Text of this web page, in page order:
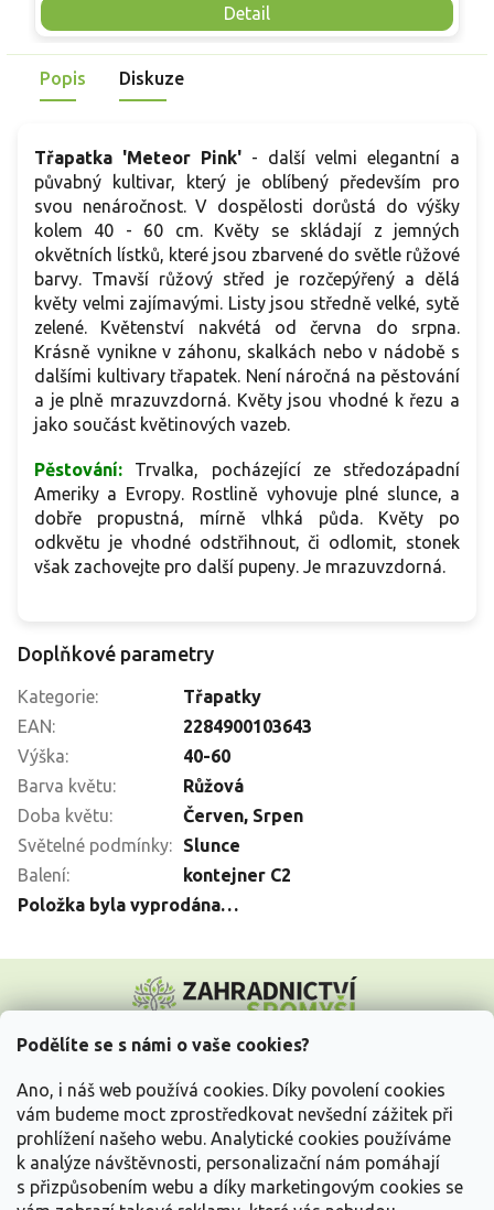
Podělíte se s námi o vaše cookies?
Ano, i náš web používá cookies. Díky povolení cookies
vám budeme moct zprostředkovat nevšední zážitek při
prohlížení našeho webu. Analytické cookies používáme
k analýze návštěvnosti, personalizační nám pomáhají
s přizpůsobením webu a díky marketingovým cookies se
Detail
smíšených výsadeb s levandulí, šantou a travinami. V
porovnání s klasickou růžovou třapatkou bývá kompaktnější,
ale plnokvětý typ poskytuje méně pylu a nektaru.
Mrazuvzdornost vyzrálých trsů se obvykle pohybuje kolem
-34 °C.
Popis Diskuze
Třapatka 'Meteor Pink' -
další velmi elegantní a
půvabný kultivar, který je oblíbený především pro
svou nenáročnost. V dospělosti dorůstá do výšky
kolem 40 - 60 cm. Květy se skládají z jemných
okvětních lístků, které jsou zbarvené do světle růžové
barvy. Tmavší růžový střed je rozčepýřený a dělá
květy velmi zajímavými. Listy jsou středně velké, sytě
zelené. Květenství nakvétá od června do srpna.
Krásně vynikne v záhonu, skalkách nebo v nádobě s
dalšími kultivary třapatek. Není náročná na pěstování
a je plně mrazuvzdorná. Květy jsou vhodné k řezu a
jako součást květinových vazeb.
Pěstování:
Trvalka, pocházející ze středozápadní
Ameriky a Evropy. Rostlině vyhovuje plné slunce, a
dobře propustná, mírně vlhká půda. Květy po
odkvětu je vhodné odstřihnout, či odlomit, stonek
však zachovejte pro další pupeny. Je mrazuvzdorná.
Doplňkové parametry
Kategorie:
Třapatky
EAN:
2284900103643
Výška:
40-60
Barva květu:
Růžová
Doba květu: Červen, Srpen
Světelné podmínky:
Slunce
Balení:
kontejner C2
Položka byla vyprodána…
p
Vše o nákupu
Informace pro Vás
Kontakujte nás